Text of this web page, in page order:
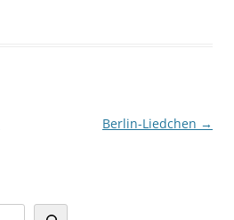
Berlin-Liedchen →